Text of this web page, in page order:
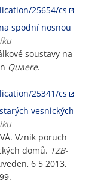
25654/cs
spodní nosnou
soustavy na
Quaere.
25341/cs
vesnických
Vznik poruch
domů. TZB-
6 5 2013,